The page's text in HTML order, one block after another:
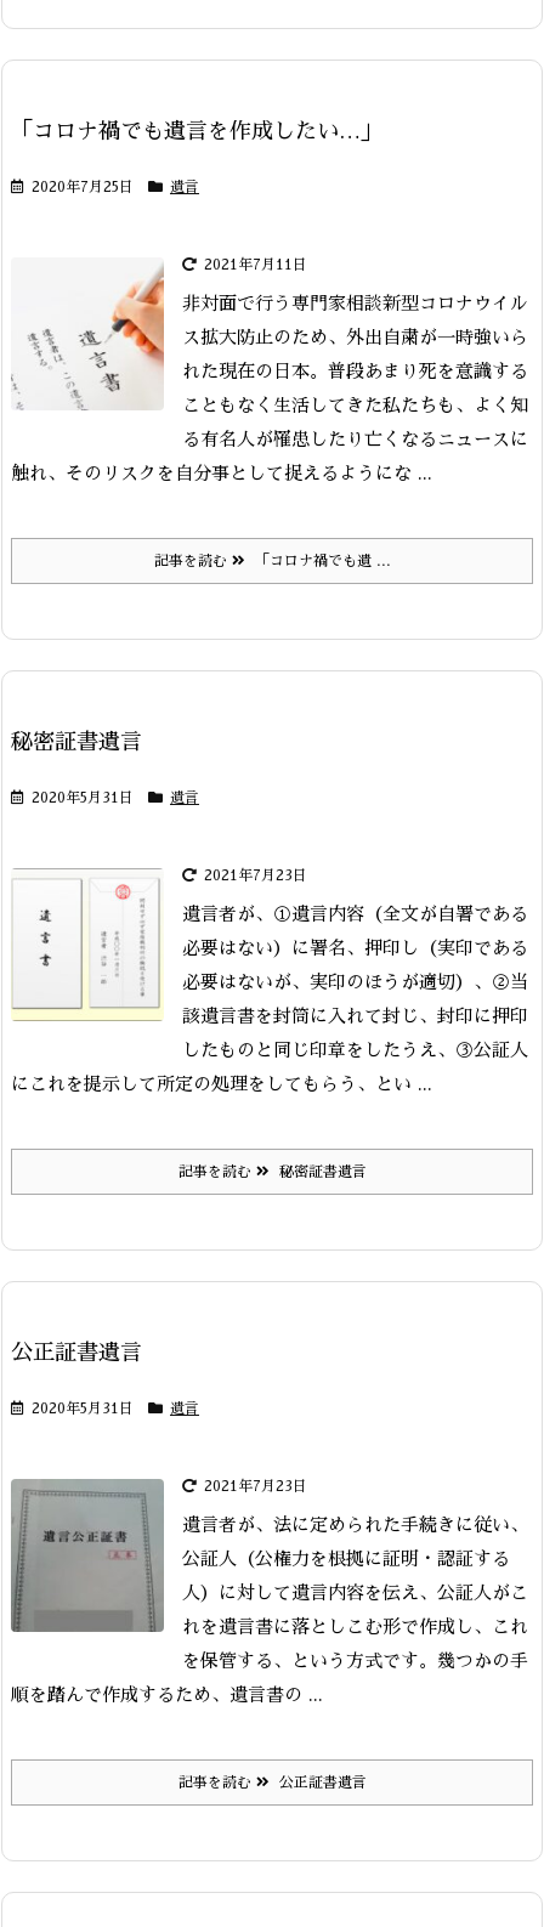
「コロナ禍でも遺言を作成したい…」
2020年7月25日 遺言
2021年7月11日
非対面で行う専門家相談新型コロナウイル
ス拡大防止のため、外出自粛が一時強いら
れた現在の日本。普段あまり死を意識する
こともなく生活してきた私たちも、よく知
る有名人が罹患したり亡くなるニュースに
触れ、そのリスクを自分事として捉えるようにな ...
記事を読む 「コロナ禍でも遺 ...
秘密証書遺言
2020年5月31日 遺言
2021年7月23日
遺言者が、①遺言内容（全文が自署である
必要はない）に署名、押印し（実印である
必要はないが、実印のほうが適切）、②当
該遺言書を封筒に入れて封じ、封印に押印
したものと同じ印章をしたうえ、③公証人
にこれを提示して所定の処理をしてもらう、とい ...
記事を読む 秘密証書遺言
公正証書遺言
2020年5月31日 遺言
2021年7月23日
遺言者が、法に定められた手続きに従い、
公証人（公権力を根拠に証明・認証する
人）に対して遺言内容を伝え、公証人がこ
れを遺言書に落としこむ形で作成し、これ
を保管する、という方式です。 幾つかの手
順を踏んで作成するため、遺言書の ...
記事を読む 公正証書遺言